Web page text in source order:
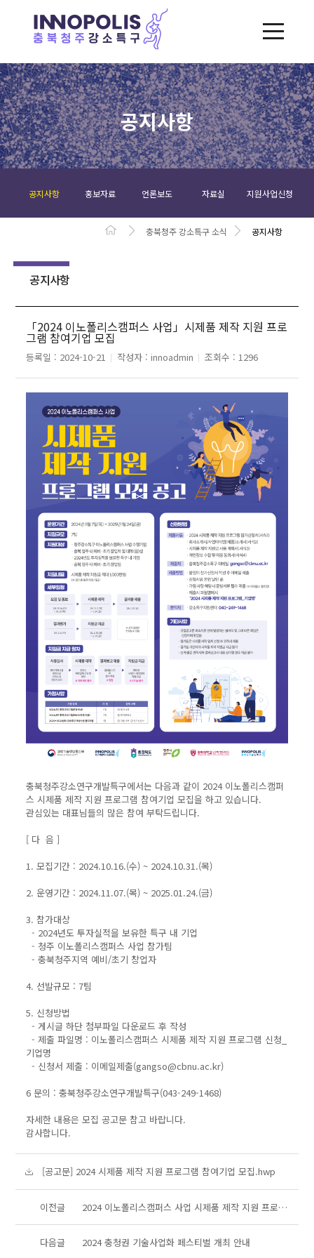
공지사항
공지사항 홍보자료 언론보도 자료실 지원사업신청
충북청주 강소특구 소식 공지사항
공지사항
「2024 이노폴리스캠퍼스 사업」시제품 제작 지원 프로
그램 참여기업 모집
등록일 : 2024-10-21 작성자 :innoadmin 조회수 :1296
충북청주강소연구개발특구에서는 다음과 같이 2024 이노폴리스캠퍼
스 시제품 제작 지원 프로그램 참여기업 모집을 하고 있습니다.
관심있는 대표님들의 많은 참여 부탁드립니다.
[ 다 음 ]
1. 모집기간 : 2024.10.16.(수) ~ 2024.10.31.(목)
2. 운영기간 : 2024.11.07.(목) ~ 2025.01.24.(금)
3. 참가대상
- 2024년도 투자실적을 보유한 특구 내 기업
- 청주 이노폴리스캠퍼스 사업 참가팀
- 충북청주지역 예비/초기 창업자
4. 선발규모 : 7팀
5. 신청방법
- 게시글 하단 첨부파일 다운로드 후 작성
- 제출 파일명 : 이노폴리스캠퍼스 시제품 제작 지원 프로그램 신청_
기업명
- 신청서 제출 : 이메일제출(gangso@cbnu.ac.kr)
6 문의 : 충북청주강소연구개발특구(043-249-1468)
자세한 내용은 모집 공고문 참고 바랍니다.
감사합니다.
[공고문] 2024 시제품 제작 지원 프로그램 참여기업 모집.hwp
이전글 2024 이노폴리스캠퍼스 사업 시제품 제작 지원 프로그램 2차 모집
다음글 2024 충청권 기술사업화 페스티벌 개최 안내